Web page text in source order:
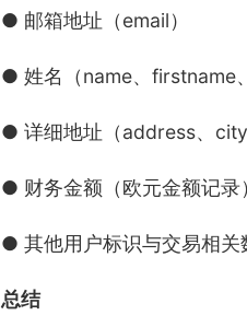
● 邮箱地址（email）
● 姓名（name、firstname
● 详细地址（address、
● 财务金额（欧元金额记录
● 其他用户标识与交易相关
总结